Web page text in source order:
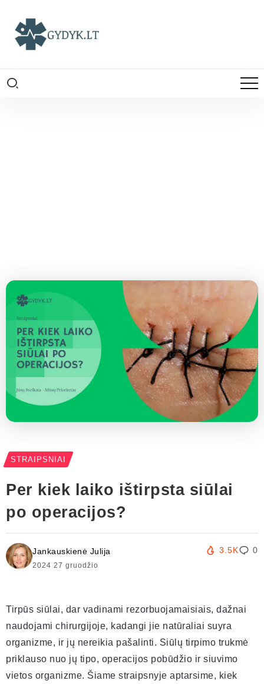
STRAIPSNIAI
Per kiek laiko ištirpsta siūlai
po operacijos?
Jankauskienė Julija
2024 27 gruodžio
3.5K 0
Tirpūs siūlai, dar vadinami rezorbuojamaisiais, dažnai
naudojami chirurgijoje, kadangi jie natūraliai suyra
organizme, ir jų nereikia pašalinti. Siūlų tirpimo trukmė
priklauso nuo jų tipo, operacijos pobūdžio ir siuvimo
vietos organizme. Šiame straipsnyje aptarsime, kiek